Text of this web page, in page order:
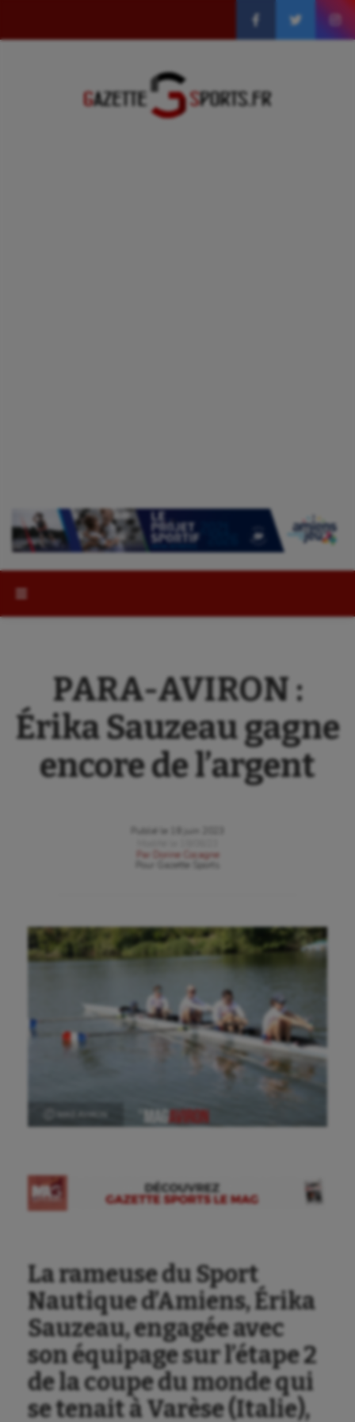
PARA-AVIRON :
Érika Sauzeau gagne
encore de l’argent
Publié le
Par
Dorine Cocagne
Gazette Sports
La rameuse du Sport
Nautique d’Amiens, Érika
Sauzeau, engagée avec
son équipage sur l’étape 2
de la coupe du monde qui
se tenait à Varèse (Italie),